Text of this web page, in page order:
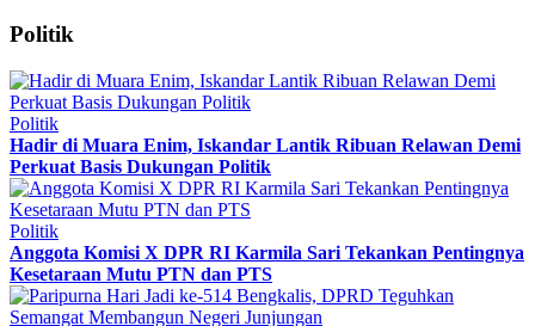
Politik
Politik
Hadir di Muara Enim, Iskandar Lantik Ribuan Relawan Demi
Perkuat Basis Dukungan Politik
Politik
Anggota Komisi X DPR RI Karmila Sari Tekankan Pentingnya
Kesetaraan Mutu PTN dan PTS